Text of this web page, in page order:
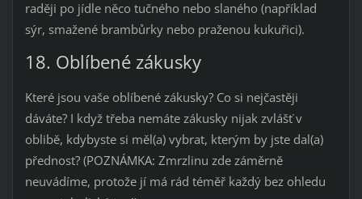
raději po jídle něco tučného nebo slaného (například
sýr, smažené brambůrky nebo praženou kukuřici).
18. Oblíbené zákusky
Které jsou vaše oblíbené zákusky? Co si nejčastěji
dáváte? I když třeba nemáte zákusky nijak zvlášť v
oblibě, kdybyste si měl(a) vybrat, kterým by jste dal(a)
přednost? (POZNÁMKA: Zmrzlinu zde záměrně
neuvádíme, protože jí má rád téměř každý bez ohledu